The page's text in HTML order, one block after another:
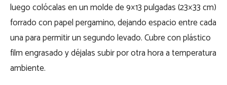
luego colócalas en un molde de 9×13 pulgadas (23×33 cm)
forrado con papel pergamino, dejando espacio entre cada
una para permitir un segundo levado. Cubre con plástico
film engrasado y déjalas subir por otra hora a temperatura
ambiente.